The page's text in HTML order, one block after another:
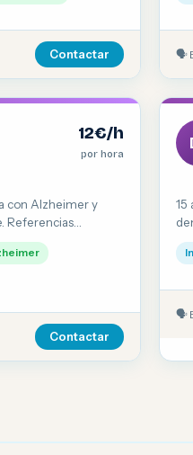
Contactar 🗣
12€/h
por hora
con Alzheimer y
Referencias
Contactar
15
🗣